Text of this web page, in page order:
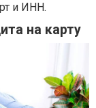
и ИНН.
на карту